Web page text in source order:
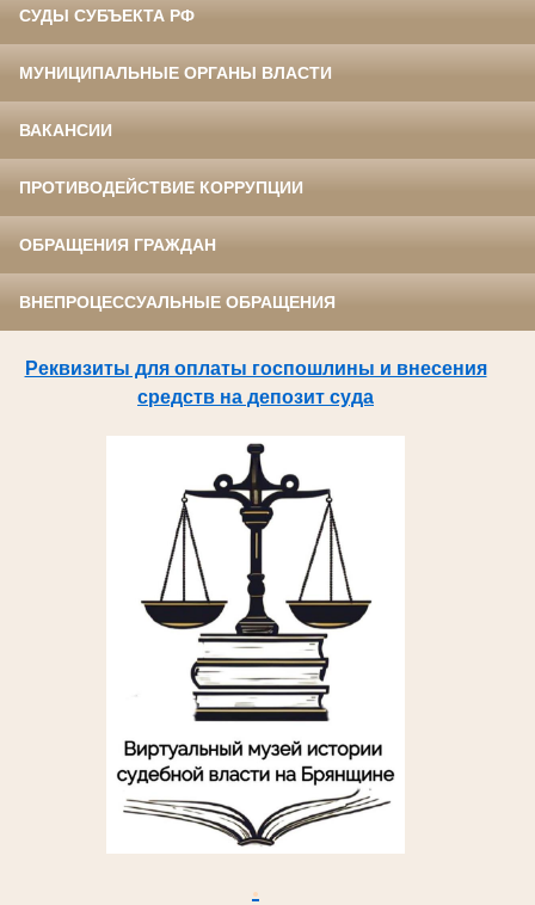
СУДЫ СУБЪЕКТА РФ
МУНИЦИПАЛЬНЫЕ ОРГАНЫ ВЛАСТИ
ВАКАНСИИ
ПРОТИВОДЕЙСТВИЕ КОРРУПЦИИ
ОБРАЩЕНИЯ ГРАЖДАН
ВНЕПРОЦЕССУАЛЬНЫЕ ОБРАЩЕНИЯ
Реквизиты для оплаты госпошлины и внесения
средств на депозит суда
.